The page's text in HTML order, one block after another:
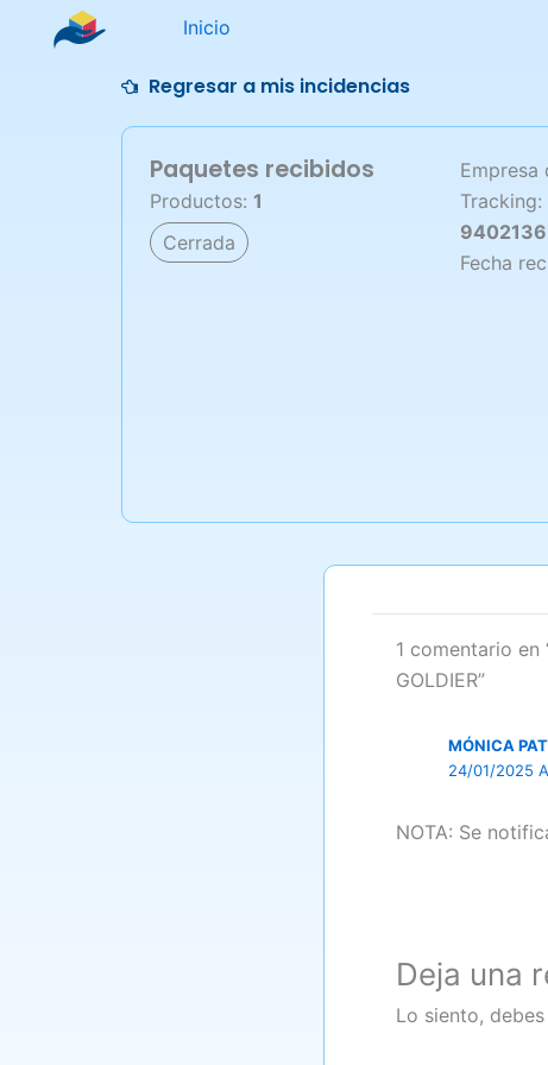
Inicio
Regresar a mis incidencias
Paquetes recibidos
Productos: 1
Cerrada
Empresa
Tracking:
Fecha
1 comentario en
GOLDIER”
MÓNICA
24/01/2025
NOTA: Se
Deja una
Lo siento,